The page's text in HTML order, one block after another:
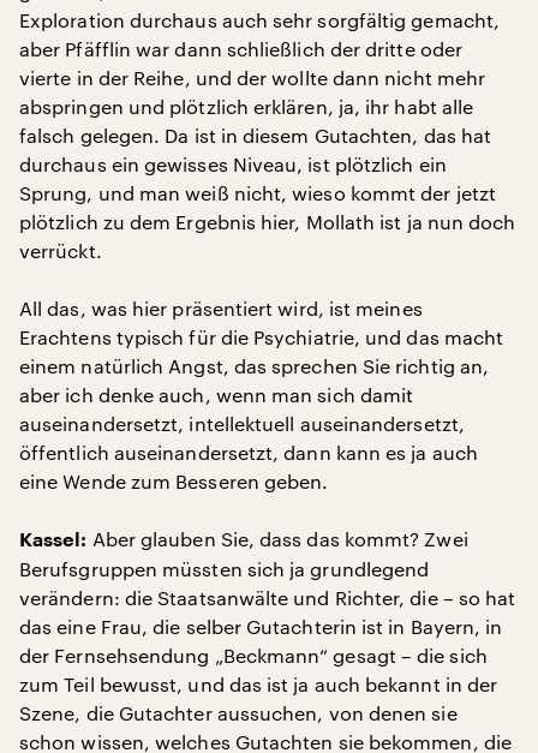
Exploration durchaus auch sehr sorgfältig gemacht,
aber Pfäfflin war dann schließlich der dritte oder
vierte in der Reihe, und der wollte dann nicht mehr
abspringen und plötzlich erklären, ja, ihr habt alle
falsch gelegen. Da ist in diesem Gutachten, das hat
durchaus ein gewisses Niveau, ist plötzlich ein
Sprung, und man weiß nicht, wieso kommt der jetzt
plötzlich zu dem Ergebnis hier, Mollath ist ja nun doch
verrückt.
All das, was hier präsentiert wird, ist meines
Erachtens typisch für die Psychiatrie, und das macht
einem natürlich Angst, das sprechen Sie richtig an,
aber ich denke auch, wenn man sich damit
auseinandersetzt, intellektuell auseinandersetzt,
öffentlich auseinandersetzt, dann kann es ja auch
eine Wende zum Besseren geben.
Kassel: Aber glauben Sie, dass das kommt? Zwei
Berufsgruppen müssten sich ja grundlegend
verändern: die Staatsanwälte und Richter, die – so hat
das eine Frau, die selber Gutachterin ist in Bayern, in
der Fernsehsendung „Beckmann“ gesagt – die sich
zum Teil bewusst, und das ist ja auch bekannt in der
Szene, die Gutachter aussuchen, von denen sie
schon wissen, welches Gutachten sie bekommen, die